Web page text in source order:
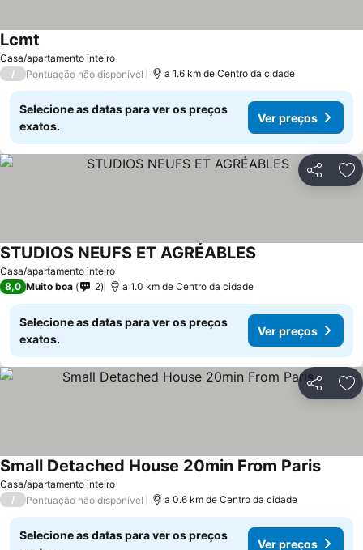
Casa/apartamento inteiro
Lcmt
/ Pontuação não disponível a 1.6 km de Centro da cidade
Selecione as datas para ver os preços
exatos.
Ver preços
Partilhar
Casa/apartamento inteiro
STUDIOS NEUFS ET AGRÉABLES
8,0 Muito boa 2 a 1.0 km de Centro da cidade
Selecione as datas para ver os preços
exatos.
Ver preços
Partilhar
Casa/apartamento inteiro
Small Detached House 20min From ParisVer
/ Pontuação não disponível a 0.6 km de Centro da cidade
Selecione as datas para ver os preços
Ver preços